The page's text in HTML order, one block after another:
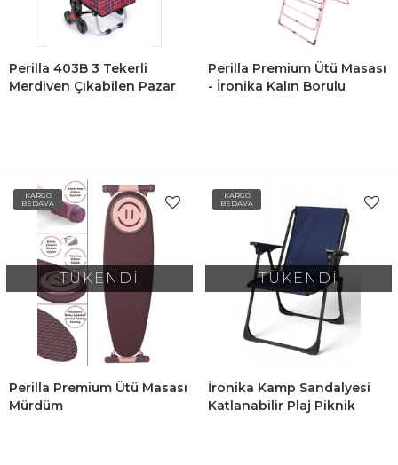
Perilla 403B 3 Tekerli
Merdiven Çıkabilen Pazar
Perilla Premium Ütü Masası
- İronika Kalın Borulu
KARGO
BEDAVA
TÜKENDİ
Perilla Premium Ütü Masası
Mürdüm
KARGO
BEDAVA
TÜKENDİ
İronika Kamp Sandalyesi
Katlanabilir Plaj Piknik